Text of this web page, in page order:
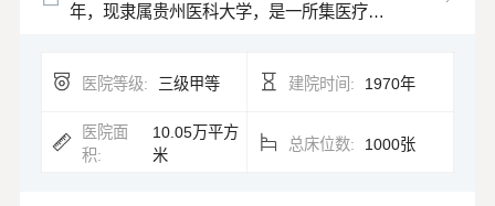
年，现隶属贵州医科大学，是一所集医疗、
援定点医院、国家级爱婴医院、黔南州传染
近的广西、广东及湖南等周边省区。 医院
现为两个院区，总占地面积10.05万㎡（含
医院等级: 三级甲等 建院时间: 1970年
医院面
积:
10.05万平方
米
总床位数: 1000张